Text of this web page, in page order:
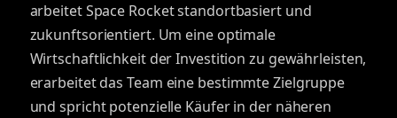
arbeitet Space Rocket standortbasiert und
zukunftsorientiert. Um eine optimale
Wirtschaftlichkeit der Investition zu gewährleisten,
erarbeitet das Team eine bestimmte Zielgruppe
und spricht potenzielle Käufer in der näheren